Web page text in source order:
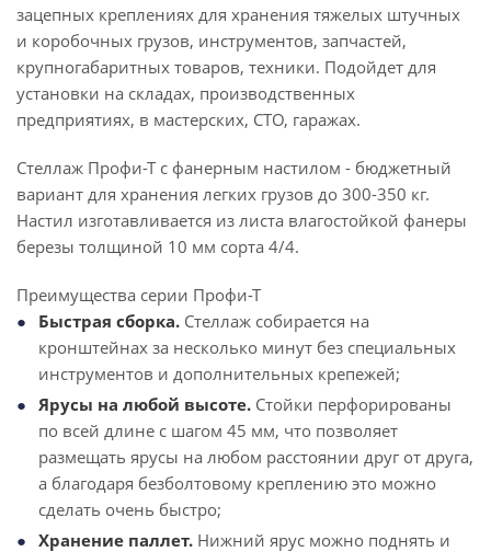
зацепных креплениях для хранения тяжелых штучных
и коробочных грузов, инструментов, запчастей,
крупногабаритных товаров, техники. Подойдет для
установки на складах, производственных
предприятиях, в мастерских, СТО, гаражах.
Стеллаж Профи-Т с фанерным настилом - бюджетный
вариант для хранения легких грузов до 300-350 кг.
Настил изготавливается из листа влагостойкой фанеры
березы толщиной 10 мм сорта 4/4.
Преимущества серии Профи-Т
Быстрая сборка. Стеллаж собирается на
кронштейнах за несколько минут без специальных
инструментов и дополнительных крепежей;
Ярусы на любой высоте. Стойки перфорированы
по всей длине с шагом 45 мм, что позволяет
размещать ярусы на любом расстоянии друг от друга,
а благодаря безболтовому креплению это можно
сделать очень быстро;
Хранение паллет. Нижний ярус можно поднять и